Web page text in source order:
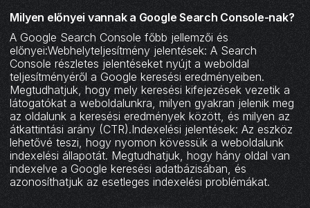
Milyen előnyei vannak a Google Search Console-nak?
A Google Search Console főbb jellemzői és
előnyei:Webhelyteljesítmény jelentések: A Search
Console részletes jelentéseket nyújt a weboldal
teljesítményéről a Google keresési eredményeiben.
Megtudhatjuk, hogy mely keresési kifejezések vezetik a
látogatókat a weboldalunkra, milyen gyakran jelenik meg
az oldalunk a keresési eredmények között, és milyen az
átkattintási arány (CTR).Indexelési jelentések: Az eszköz
lehetővé teszi, hogy nyomon kövessük a weboldalunk
indexelési állapotát. Megtudhatjuk, hogy hány oldal van
indexelve a Google keresési adatbázisában, és
azonosíthatjuk az esetleges indexelési problémákat.